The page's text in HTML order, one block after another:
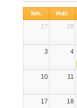
lun. mar.
27
28
3
4
10
11
17 18